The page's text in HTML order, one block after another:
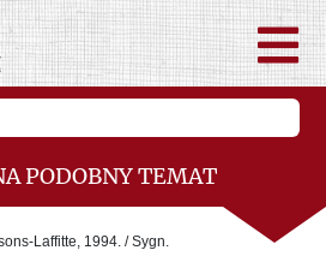
PODOBNY TEMAT
Laffitte, 1994. / Sygn.